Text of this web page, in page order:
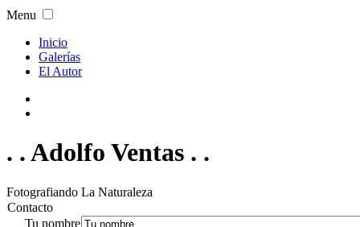
Menu
Inicio
Galerías
El Autor
. . Adolfo Ventas . .
Fotografiando La Naturaleza
Contacto
Tu nombre